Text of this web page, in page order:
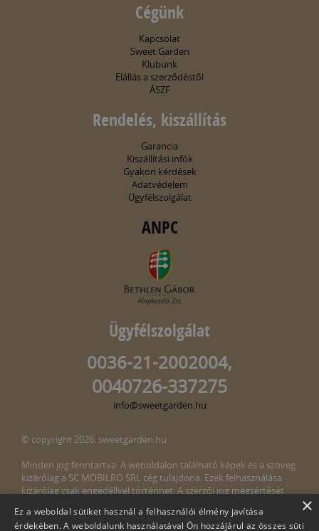
Cégünk
Kapcsolat
Sweet Garden
Klubunk
Elállás a szerződéstől
ÁSZF
Rendelés, kiszállítás
Garancia
Kiszállítási infók
Gyakori kérdések
Adatvédelem
Ügyfélszolgálat
ANPC
Ügyfélszolgálat
0036-21-2002004,
0040726-337275
info@sweetgarden.hu
© copyright 2026. sweetgarden.hu
Minden jog fenntartva. A weboldalon található képek és a szöveg
kizárólag a SC MOBILRO SRL cég tulajdona. Ezek felhasználása
kizárólag csak engedéllyel történhet. A szerzői jog megsértését
megsértését észlelné, kérjük, jelezze ezt felénk a következő e-mail
×
Ez a weboldal sütiket használ a felhasználói élmény javítása
érdekében. A weboldalunk használatával Ön hozzájárul az összes süti